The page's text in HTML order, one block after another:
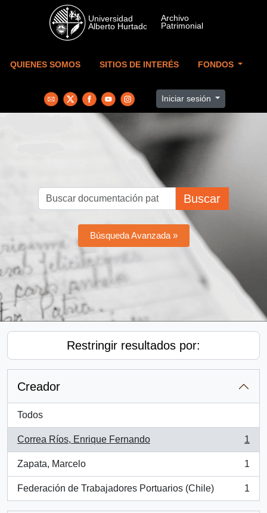
Skip to main content
QUIENES SOMOS SITIOS DE INTERÉS FONDOS
Iniciar sesión
Buscar
Búsqueda Avanzada »
Restringir resultados por:
Creador
Todos
Correa Ríos, Enrique Fernando
, 1 resultados
1
Zapata, Marcelo
, 1 resultados
1
Federación de Trabajadores Portuarios (Chile)
, 1 resultados
1